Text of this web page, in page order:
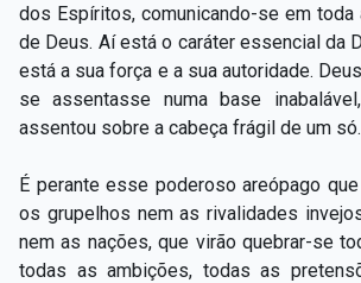
dos Espíritos, comunicando-se em toda
de Deus. Aí está o caráter essencial da
está a sua força e a sua autoridade.
se assentasse numa base
assentou sobre a cabeça frágil de um só.
É perante esse poderoso areópago
os grupelhos nem as rivalidades
nem as nações, que virão quebrar-se
todas as ambições, todas as